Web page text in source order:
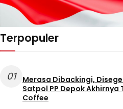
Terpopuler
01
Merasa Dibackingi,
Satpol PP Depok Akhirnya
Coffee